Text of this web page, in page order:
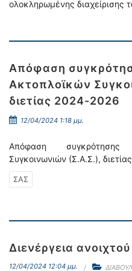
ολοκληρωμένης διαχείρισης
Απόφαση
Ακτοπλοϊκών
διετίας 2024-2026
12/04/2024 1:18 μμ.
Απόφαση συγκρότησης
Συγκοινωνιών (Σ.Α.Σ.),
ΣΑΣ
Διενέργεια
12/04/2024 12:04 μμ.